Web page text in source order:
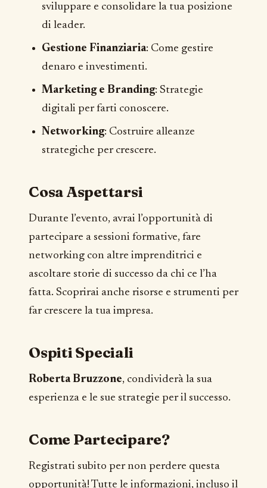
sviluppare e consolidare la tua posizione
di leader.
Gestione Finanziaria: Come gestire
denaro e investimenti.
Marketing e Branding: Strategie
digitali per farti conoscere.
Networking: Costruire alleanze
strategiche per crescere.
Cosa Aspettarsi
Durante l’evento, avrai l’opportunità di
partecipare a sessioni formative, fare
networking con altre imprenditrici e
ascoltare storie di successo da chi ce l’ha
fatta. Scoprirai anche risorse e strumenti per
far crescere la tua impresa.
Ospiti Speciali
Roberta Bruzzone, condividerà la sua
esperienza e le sue strategie per il successo.
Come Partecipare?
Registrati subito per non perdere questa
opportunità! Tutte le informazioni, incluso il